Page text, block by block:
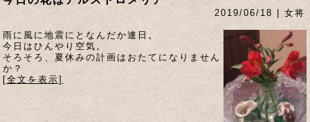
2019/06/18 | 女将
雨に風に地震にとなんだか連日。
今日はひんやり空気。
そろそろ、夏休みの計画はおたてになりません
か？
[全文を表示]